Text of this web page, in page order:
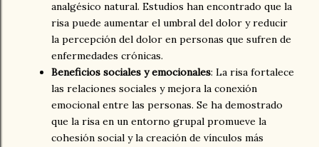
analgésico natural. Estudios han encontrado que la
risa puede aumentar el umbral del dolor y reducir
la percepción del dolor en personas que sufren de
enfermedades crónicas.
Beneficios sociales y emocionales: La risa fortalece
las relaciones sociales y mejora la conexión
emocional entre las personas. Se ha demostrado
que la risa en un entorno grupal promueve la
cohesión social y la creación de vínculos más